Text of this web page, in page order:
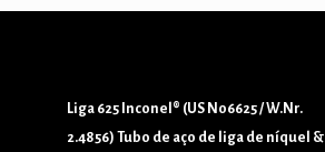
Liga 625 Inconel® (US N06625 / W.Nr.
2.4856) Tubo de aço de liga de níquel &